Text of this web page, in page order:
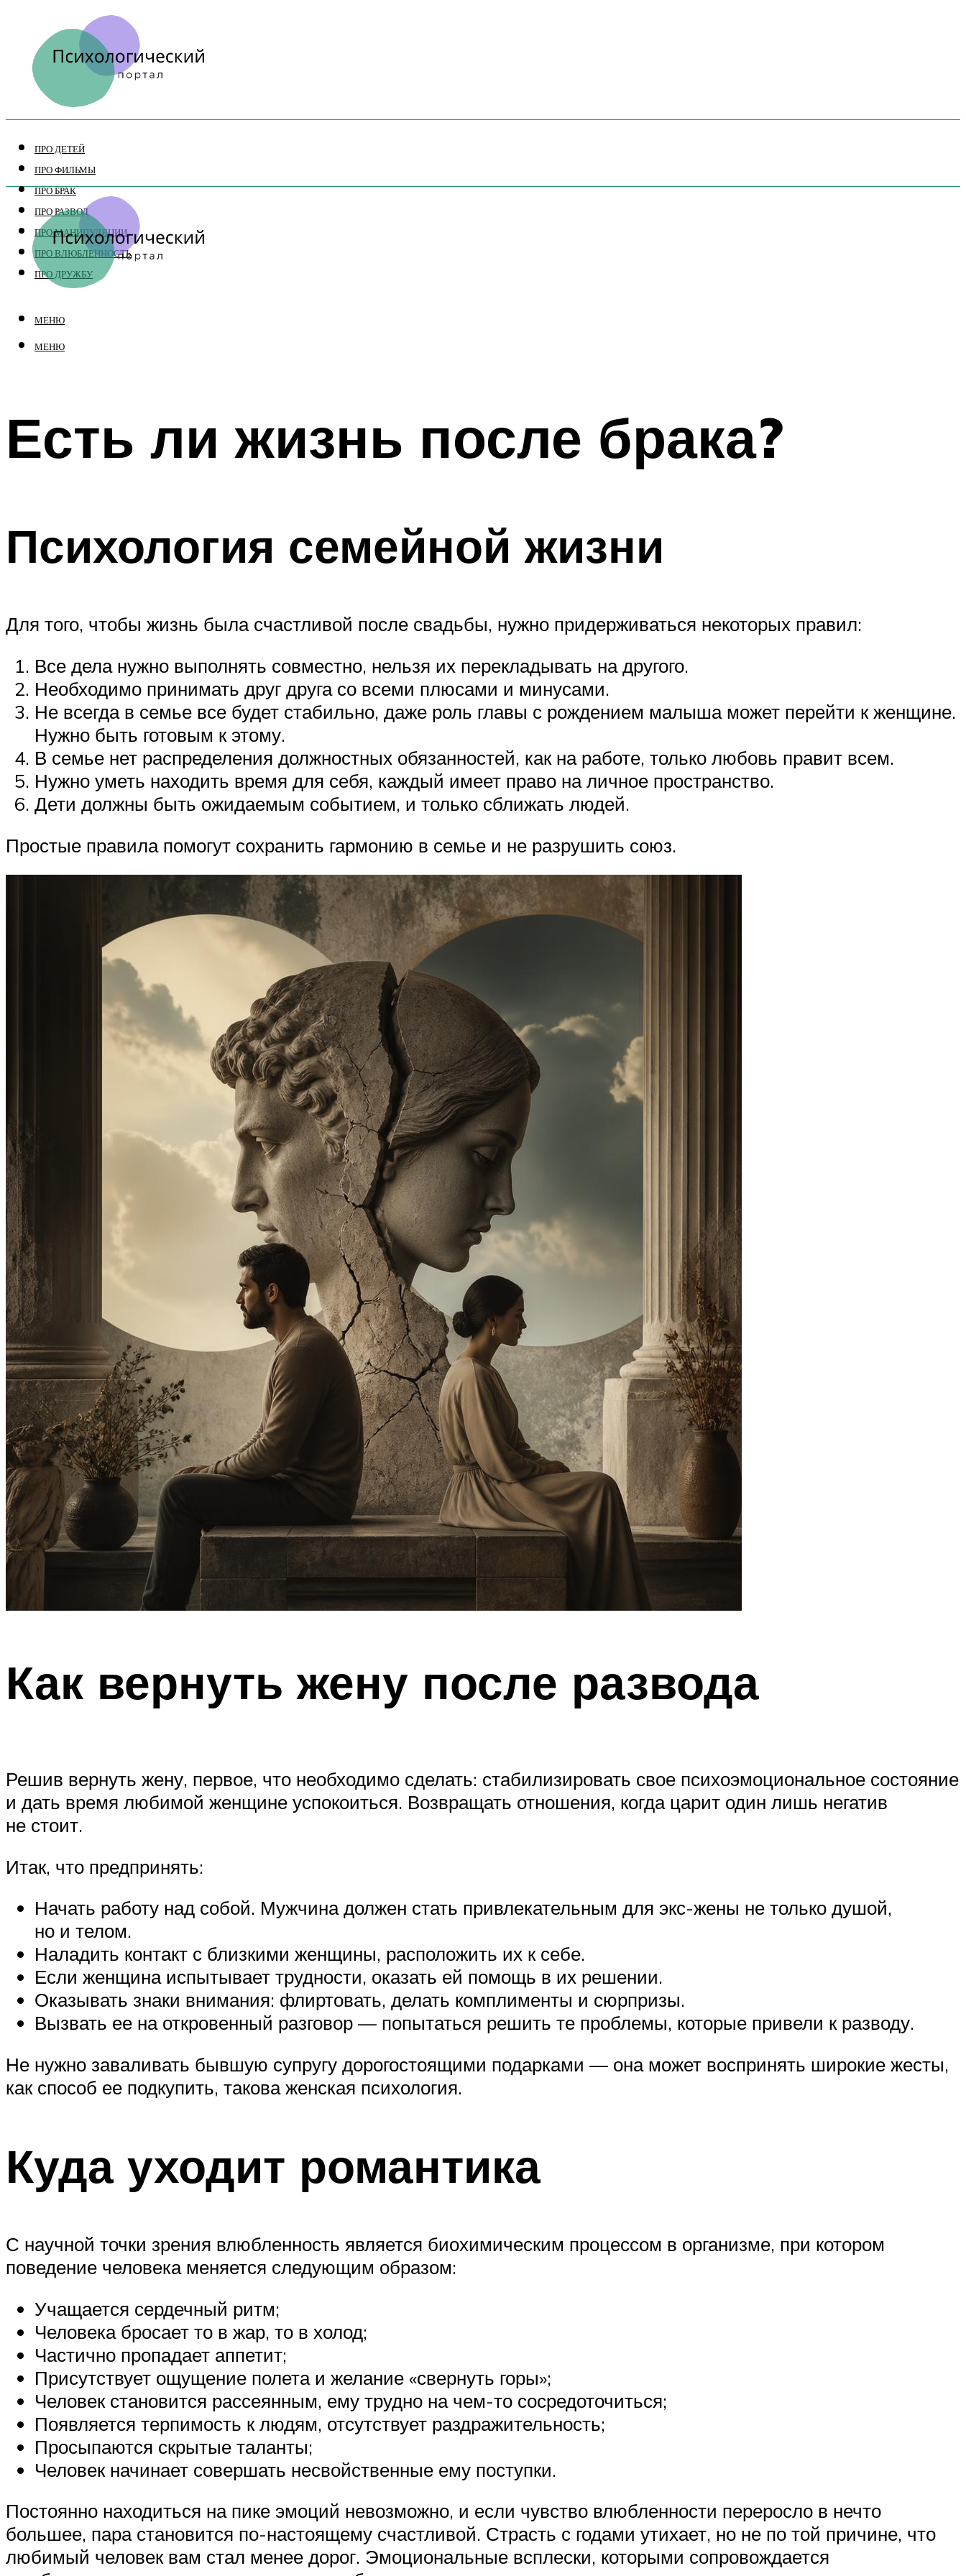
ПРО ДЕТЕЙ
ПРО ФИЛЬМЫ
ПРО БРАК
ПРО РАЗВОД
ПРО МАНИПУЛЯЦИИ
ПРО ВЛЮБЛЕННОСТЬ
ПРО ДРУЖБУ
МЕНЮ
МЕНЮ
Есть ли жизнь после брака?
Психология семейной жизни
Для того, чтобы жизнь была счастливой после свадьбы, нужно придерживаться некоторых правил:
Все дела нужно выполнять совместно, нельзя их перекладывать на другого.
Необходимо принимать друг друга со всеми плюсами и минусами.
Не всегда в семье все будет стабильно, даже роль главы с рождением малыша может перейти к женщине.
Нужно быть готовым к этому.
В семье нет распределения должностных обязанностей, как на работе, только любовь правит всем.
Нужно уметь находить время для себя, каждый имеет право на личное пространство.
Дети должны быть ожидаемым событием, и только сближать людей.
Простые правила помогут сохранить гармонию в семье и не разрушить союз.
Как вернуть жену после развода
Решив вернуть жену, первое, что необходимо сделать: стабилизировать свое психоэмоциональное состояние
и дать время любимой женщине успокоиться. Возвращать отношения, когда царит один лишь негатив
не стоит.
Итак, что предпринять:
Начать работу над собой. Мужчина должен стать привлекательным для экс-жены не только душой,
но и телом.
Наладить контакт с близкими женщины, расположить их к себе.
Если женщина испытывает трудности, оказать ей помощь в их решении.
Оказывать знаки внимания: флиртовать, делать комплименты и сюрпризы.
Вызвать ее на откровенный разговор — попытаться решить те проблемы, которые привели к разводу.
Не нужно заваливать бывшую супругу дорогостоящими подарками — она может воспринять широкие жесты,
как способ ее подкупить, такова женская психология.
Куда уходит романтика
С научной точки зрения влюбленность является биохимическим процессом в организме, при котором
поведение человека меняется следующим образом:
Учащается сердечный ритм;
Человека бросает то в жар, то в холод;
Частично пропадает аппетит;
Присутствует ощущение полета и желание «свернуть горы»;
Человек становится рассеянным, ему трудно на чем-то сосредоточиться;
Появляется терпимость к людям, отсутствует раздражительность;
Просыпаются скрытые таланты;
Человек начинает совершать несвойственные ему поступки.
Постоянно находиться на пике эмоций невозможно, и если чувство влюбленности переросло в нечто
большее, пара становится по-настоящему счастливой. Страсть с годами утихает, но не по той причине, что
любимый человек вам стал менее дорог. Эмоциональные всплески, которыми сопровождается